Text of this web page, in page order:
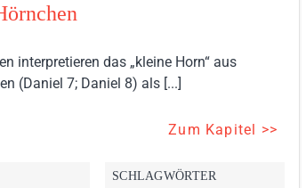
interpretieren das „kleine Horn“ aus
(Daniel 7; Daniel 8) als [...]
Zum Kapitel >>
SCHLAG­WÖRTER